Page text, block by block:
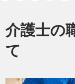
介護士の
て